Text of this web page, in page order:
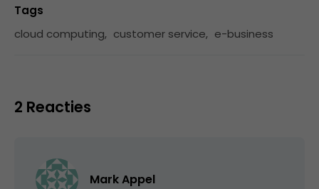
Tags
cloud computing, customer service, e-business
2 Reacties
Mark Appel